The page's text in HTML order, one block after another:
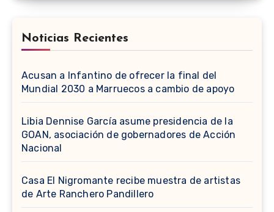
Noticias Recientes
Acusan a Infantino de ofrecer la final del
Mundial 2030 a Marruecos a cambio de apoyo
Libia Dennise García asume presidencia de la
GOAN, asociación de gobernadores de Acción
Nacional
Casa El Nigromante recibe muestra de artistas
de Arte Ranchero Pandillero